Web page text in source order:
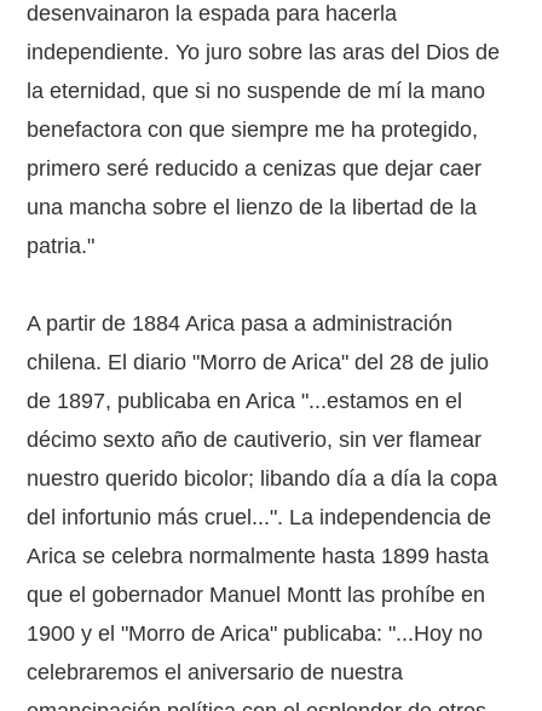
desenvainaron la espada para hacerla
independiente. Yo juro sobre las aras del Dios de
la eternidad, que si no suspende de mí la mano
benefactora con que siempre me ha protegido,
primero seré reducido a cenizas que dejar caer
una mancha sobre el lienzo de la libertad de la
patria."
A partir de 1884 Arica pasa a administración
chilena. El diario "Morro de Arica" del 28 de julio
de 1897, publicaba en Arica "...estamos en el
décimo sexto año de cautiverio, sin ver flamear
nuestro querido bicolor; libando día a día la copa
del infortunio más cruel...". La independencia de
Arica se celebra normalmente hasta 1899 hasta
que el gobernador Manuel Montt las prohíbe en
1900 y el "Morro de Arica" publicaba: "...Hoy no
celebraremos el aniversario de nuestra